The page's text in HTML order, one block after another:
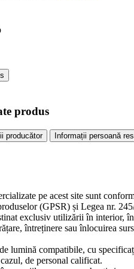
produs
producător
Informații persoană
pe acest site sunt
(GPSR) și Legea nr.
exclusiv utilizării în interior,
întreținere sau înlocuirea
lumină compatibile, cu
de personal calificat.